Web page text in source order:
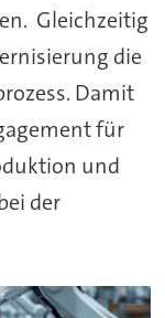
Gleichzeitig
die
Damit
für
und
der